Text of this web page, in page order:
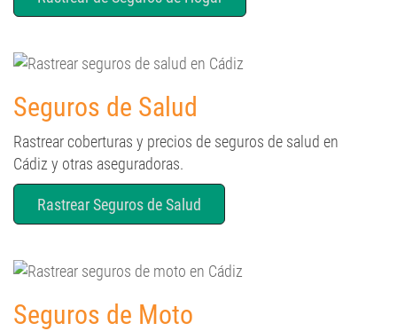
Seguros de Salud
Rastrear coberturas y precios de seguros de salud en
Cádiz y otras aseguradoras.
Rastrear Seguros de Salud
Seguros de Moto